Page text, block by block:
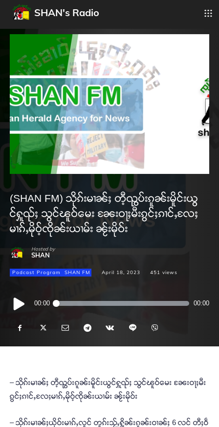
SHAN's Radio
(SHAN FM) သိုၵ်းမၢၼ်ႈ တီ့ၺွပ်းၵူၼ်းမိူင်းယွ
င်ႁူၺ်ႈ သွင်ၽူဝ်မေး ၼႄးဝႃႈမီးၵွင်ႈၵၢင်ႇလႄႈ
မၢၵ်ႇမိုဝ့်ၸိုၼ်းယၢမ်း ၼႂ်းမိုဝ်း
Hosted by
SHAN
Podcast Program SHAN FM April 18, 2023 451 views
Audio
Player
00:00 00:00
– သိုၵ်းမၢၼ်ႈ တီ့ၺွပ်းၵူၼ်းမိူင်းယွင်ႁူၺ်ႈ သွင်ၽူဝ်မေး ၼႄးဝႃႈမီး
ၵွင်ႈၵၢင်ႇလႄႈမၢၵ်ႇမိုဝ့်ၸိုၼ်းယၢမ်း ၼႂ်းမိုဝ်း
– သိုၵ်းမၢၼ်ႈယိုဝ်းမၢၵ်ႇလူင် တူၵ်းသႂ်ႇႁိူၼ်းၵူၼ်းဝၢၼ်ႈ 6 လင် တီႈဝဵ